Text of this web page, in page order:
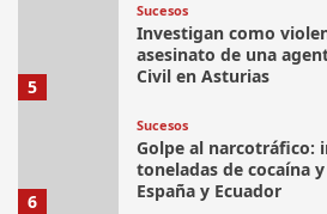
5
Sucesos
Investigan como
asesinato de una
Civil en Asturias
6
Sucesos
Golpe al narcotráfico:
toneladas de cocaína
España y Ecuador